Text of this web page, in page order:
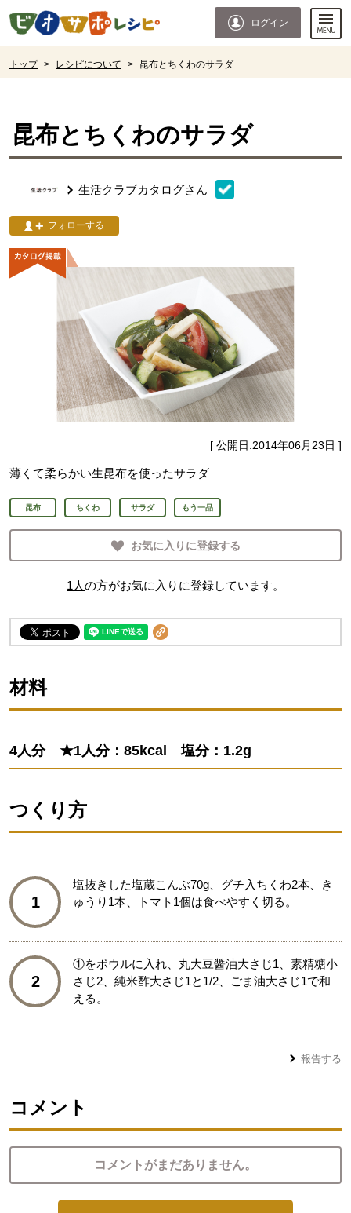
ページの先頭です。
ログイン
トップ > レシピについて > 昆布とちくわのサラダ
昆布とちくわのサラダ
生活クラブカタログさん
フォローする
[ 公開日:2014年06月23日 ]
薄くて柔らかい生昆布を使ったサラダ
昆布 ちくわ サラダ もう一品
お気に入りに登録する
1 人の方がお気に入りに登録しています。
材料
4人分 ★1人分：85kcal 塩分：1.2g
つくり方
1
塩抜きした塩蔵こんぶ70g、グチ入ちくわ2本、き
ゅうり1本、トマト1個は食べやすく切る。
2
①をボウルに入れ、丸大豆醤油大さじ1、素精糖小
さじ2、純米酢大さじ1と1/2、ごま油大さじ1で和
える。
報告する
コメント
コメントがまだありません。